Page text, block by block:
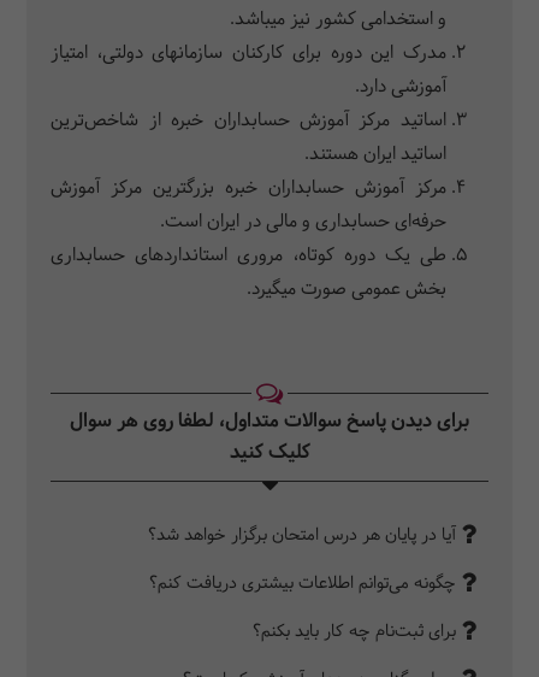
و استخدامی کشور نیز می‎باشد.
مدرک این دوره برای کارکنان سازمان‎های دولتی، امتیاز
آموزشی دارد.
اساتید مرکز آموزش حسابداران خبره از شاخص‌ترین
اساتید ایران هستند.
مرکز آموزش حسابداران خبره بزرگترین مرکز آموزش
حرفه‌ای حسابداری و مالی در ایران است.
طی یک دوره کوتاه، مروری استانداردهای حسابداری
بخش عمومی صورت می‎گیرد.
برای دیدن پاسخ سوالات متداول، لطفا روی هر سوال
کلیک کنید‎
آیا در پایان هر درس امتحان برگزار خواهد شد؟
چگونه می‌توانم اطلاعات بیشتری دریافت کنم؟
برای ثبت‌نام چه کار باید بکنم؟